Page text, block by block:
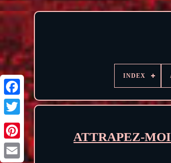
INDEX
ATTRAPEZ-